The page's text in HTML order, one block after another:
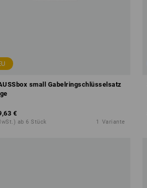
small Gabelringschlüsselsatz
€
ab 6 Stück 1 Variante